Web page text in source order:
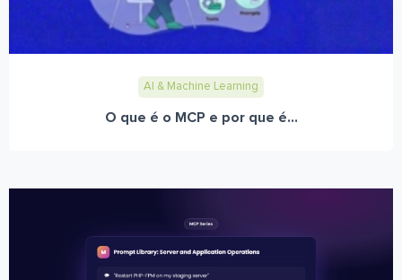
AI & Machine Learning
O que é o MCP e por que é...